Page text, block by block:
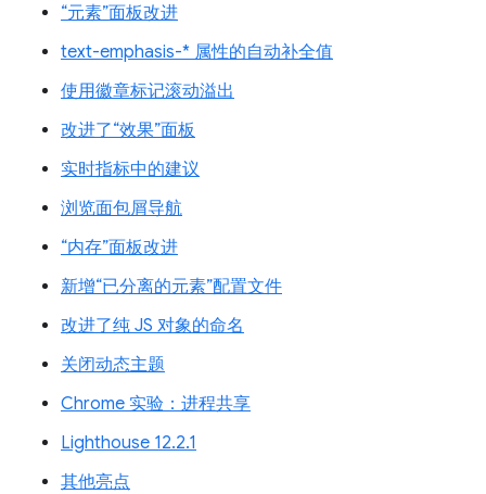
“元素”面板改进
text-emphasis-* 属性的自动补全值
使用徽章标记滚动溢出
改进了“效果”面板
实时指标中的建议
浏览面包屑导航
“内存”面板改进
新增“已分离的元素”配置文件
改进了纯 JS 对象的命名
关闭动态主题
Chrome 实验：进程共享
Lighthouse 12.2.1
其他亮点